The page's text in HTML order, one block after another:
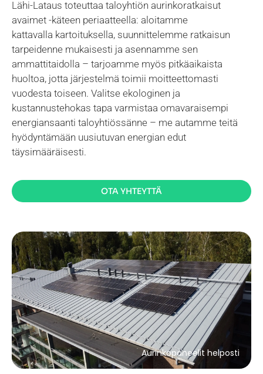
Lähi-Lataus toteuttaa taloyhtiön aurinkoratkaisut
avaimet -käteen periaatteella: aloitamme
kattavalla kartoituksella, suunnittelemme ratkaisun
tarpeidenne mukaisesti ja asennamme sen
ammattitaidolla – tarjoamme myös pitkäaikaista
huoltoa, jotta järjestelmä toimii moitteettomasti
vuodesta toiseen. Valitse ekologinen ja
kustannustehokas tapa varmistaa omavaraisempi
energiansaanti taloyhtiössänne – me autamme teitä
hyödyntämään uusiutuvan energian edut
täysimääräisesti.
OTA YHTEYTTÄ
Aurinkopaneelit helposti